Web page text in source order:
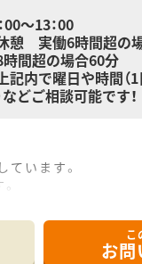
00～13：00
憩 実働6時間超の場
間超の場合60分
記内で曜日や時間（
などご相談可能です！
います。
こ
お問